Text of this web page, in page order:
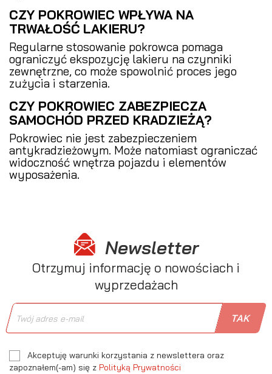
CZY POKROWIEC WPŁYWA NA
TRWAŁOŚĆ LAKIERU?
Regularne stosowanie pokrowca pomaga
ograniczyć ekspozycję lakieru na czynniki
zewnętrzne, co może spowolnić proces jego
zużycia i starzenia.
CZY POKROWIEC ZABEZPIECZA
SAMOCHÓD PRZED KRADZIEŻĄ?
Pokrowiec nie jest zabezpieczeniem
antykradzieżowym. Może natomiast ograniczać
widoczność wnętrza pojazdu i elementów
wyposażenia.
Newsletter
Otrzymuj informację o nowościach i
wyprzedażach
Akceptuję warunki korzystania z newslettera oraz
zapoznałem(-am) się z Polityką Prywatności